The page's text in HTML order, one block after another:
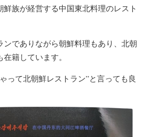
鮮族が経営する中国東北料理のレスト
でありながら朝鮮料理もあり、北朝
籍しています。
って北朝鮮レストラン”と言っても良